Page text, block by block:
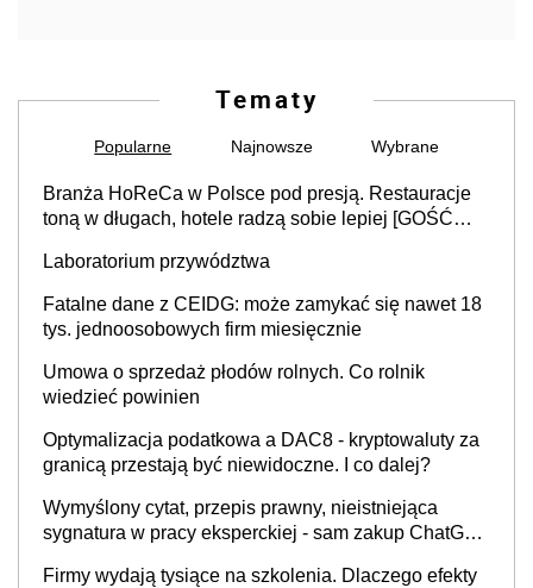
Tematy
Popularne Najnowsze Wybrane
Branża HoReCa w Polsce pod presją. Restauracje
toną w długach, hotele radzą sobie lepiej [GOŚĆ
Laboratorium przywództwa
Fatalne dane z CEIDG: może zamykać się nawet 18
tys. jednoosobowych firm miesięcznie
Umowa o sprzedaż płodów rolnych. Co rolnik
wiedzieć powinien
Optymalizacja podatkowa a DAC8 - kryptowaluty za
granicą przestają być niewidoczne. I co dalej?
Wymyślony cytat, przepis prawny, nieistniejąca
sygnatura w pracy eksperckiej - sam zakup ChatGPT
Firmy wydają tysiące na szkolenia. Dlaczego efekty